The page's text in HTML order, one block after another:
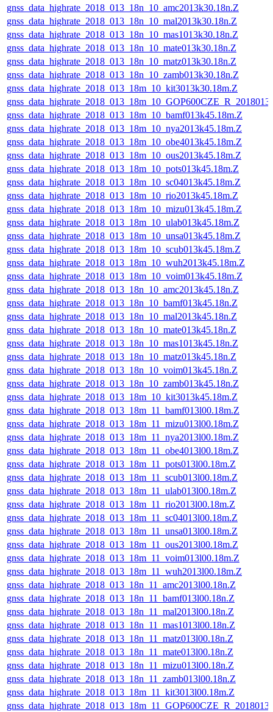
gnss_data_highrate_2018_013_18n_10_amc2013k30.18n.Z
gnss_data_highrate_2018_013_18n_10_mal2013k30.18n.Z
gnss_data_highrate_2018_013_18n_10_mas1013k30.18n.Z
gnss_data_highrate_2018_013_18n_10_mate013k30.18n.Z
gnss_data_highrate_2018_013_18n_10_matz013k30.18n.Z
gnss_data_highrate_2018_013_18n_10_zamb013k30.18n.Z
gnss_data_highrate_2018_013_18m_10_kit3013k30.18m.Z
gnss_data_highrate_2018_013_18m_10_bamf013k45.18m.Z
gnss_data_highrate_2018_013_18m_10_nya2013k45.18m.Z
gnss_data_highrate_2018_013_18m_10_obe4013k45.18m.Z
gnss_data_highrate_2018_013_18m_10_ous2013k45.18m.Z
gnss_data_highrate_2018_013_18m_10_pots013k45.18m.Z
gnss_data_highrate_2018_013_18m_10_sc04013k45.18m.Z
gnss_data_highrate_2018_013_18m_10_rio2013k45.18m.Z
gnss_data_highrate_2018_013_18m_10_mizu013k45.18m.Z
gnss_data_highrate_2018_013_18m_10_ulab013k45.18m.Z
gnss_data_highrate_2018_013_18m_10_unsa013k45.18m.Z
gnss_data_highrate_2018_013_18m_10_scub013k45.18m.Z
gnss_data_highrate_2018_013_18m_10_wuh2013k45.18m.Z
gnss_data_highrate_2018_013_18m_10_voim013k45.18m.Z
gnss_data_highrate_2018_013_18n_10_amc2013k45.18n.Z
gnss_data_highrate_2018_013_18n_10_bamf013k45.18n.Z
gnss_data_highrate_2018_013_18n_10_mal2013k45.18n.Z
gnss_data_highrate_2018_013_18n_10_mate013k45.18n.Z
gnss_data_highrate_2018_013_18n_10_mas1013k45.18n.Z
gnss_data_highrate_2018_013_18n_10_matz013k45.18n.Z
gnss_data_highrate_2018_013_18n_10_voim013k45.18n.Z
gnss_data_highrate_2018_013_18n_10_zamb013k45.18n.Z
gnss_data_highrate_2018_013_18m_10_kit3013k45.18m.Z
gnss_data_highrate_2018_013_18m_11_bamf013l00.18m.Z
gnss_data_highrate_2018_013_18m_11_mizu013l00.18m.Z
gnss_data_highrate_2018_013_18m_11_nya2013l00.18m.Z
gnss_data_highrate_2018_013_18m_11_obe4013l00.18m.Z
gnss_data_highrate_2018_013_18m_11_pots013l00.18m.Z
gnss_data_highrate_2018_013_18m_11_scub013l00.18m.Z
gnss_data_highrate_2018_013_18m_11_ulab013l00.18m.Z
gnss_data_highrate_2018_013_18m_11_rio2013l00.18m.Z
gnss_data_highrate_2018_013_18m_11_sc04013l00.18m.Z
gnss_data_highrate_2018_013_18m_11_unsa013l00.18m.Z
gnss_data_highrate_2018_013_18m_11_ous2013l00.18m.Z
gnss_data_highrate_2018_013_18m_11_voim013l00.18m.Z
gnss_data_highrate_2018_013_18m_11_wuh2013l00.18m.Z
gnss_data_highrate_2018_013_18n_11_amc2013l00.18n.Z
gnss_data_highrate_2018_013_18n_11_bamf013l00.18n.Z
gnss_data_highrate_2018_013_18n_11_mal2013l00.18n.Z
gnss_data_highrate_2018_013_18n_11_mas1013l00.18n.Z
gnss_data_highrate_2018_013_18n_11_matz013l00.18n.Z
gnss_data_highrate_2018_013_18n_11_mate013l00.18n.Z
gnss_data_highrate_2018_013_18n_11_mizu013l00.18n.Z
gnss_data_highrate_2018_013_18n_11_zamb013l00.18n.Z
gnss_data_highrate_2018_013_18m_11_kit3013l00.18m.Z